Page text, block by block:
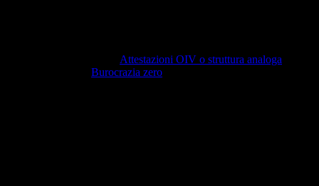
Attestazioni OIV o struttura analoga
Burocrazia zero